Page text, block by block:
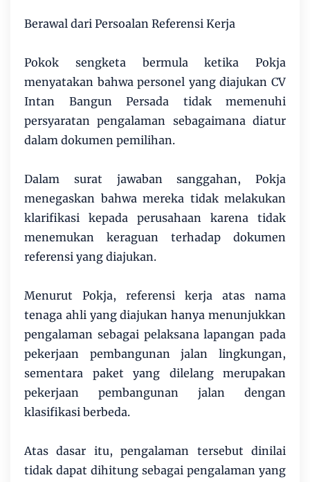
Berawal dari Persoalan Referensi Kerja
Pokok sengketa bermula ketika Pokja
menyatakan bahwa personel yang diajukan CV
Intan Bangun Persada tidak memenuhi
persyaratan pengalaman sebagaimana diatur
dalam dokumen pemilihan.
Dalam surat jawaban sanggahan, Pokja
menegaskan bahwa mereka tidak melakukan
klarifikasi kepada perusahaan karena tidak
menemukan keraguan terhadap dokumen
referensi yang diajukan.
Menurut Pokja, referensi kerja atas nama
tenaga ahli yang diajukan hanya menunjukkan
pengalaman sebagai pelaksana lapangan pada
pekerjaan pembangunan jalan lingkungan,
sementara paket yang dilelang merupakan
pekerjaan pembangunan jalan dengan
klasifikasi berbeda.
Atas dasar itu, pengalaman tersebut dinilai
tidak dapat dihitung sebagai pengalaman yang